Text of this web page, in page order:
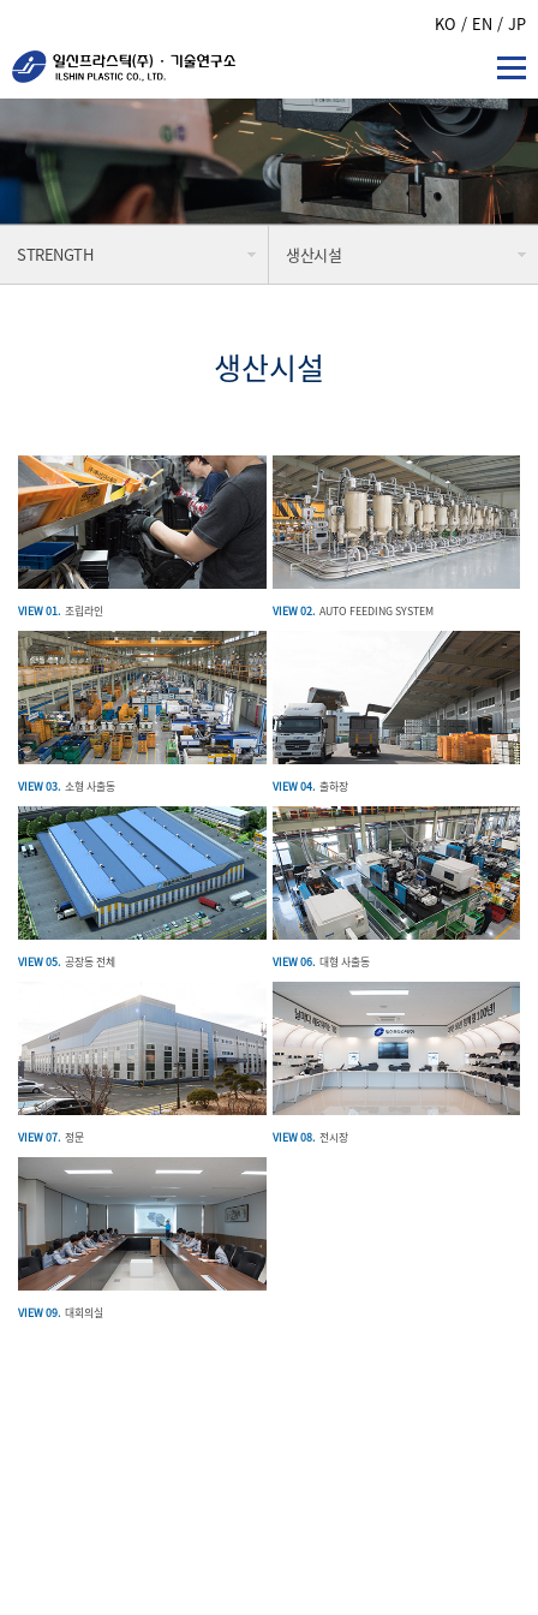
KO / EN / JP
STRENGTH 생산시설
생산시설
VIEW 01. 조립라인 VIEW 02. AUTO FEEDING SYSTEM
VIEW 03. 소형 사출동 VIEW 04. 출하장
VIEW 05. 공장동 전체 VIEW 06. 대형 사출동
VIEW 07. 정문 VIEW 08. 전시장
VIEW 09. 대회의실